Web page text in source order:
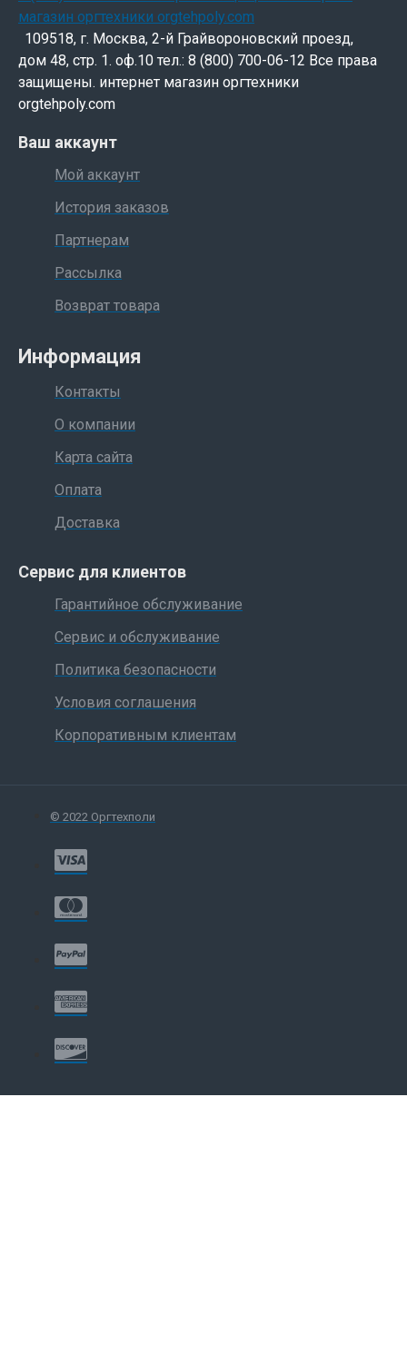
109518, г. Москва, 2-й Грайвороновский проезд,
дом 48, стр. 1. оф.10 тел.: 8 (800) 700-06-12 Все права
защищены. интернет магазин оргтехники
orgtehpoly.com
Ваш аккаунт
Мой аккаунт
История заказов
Партнерам
Рассылка
Возврат товара
Информация
Контакты
О компании
Карта сайта
Оплата
Доставка
Сервис для клиентов
Гарантийное обслуживание
Сервис и обслуживание
Политика безопасности
Условия соглашения
Корпоративным клиентам
© 2022 Оргтехполи